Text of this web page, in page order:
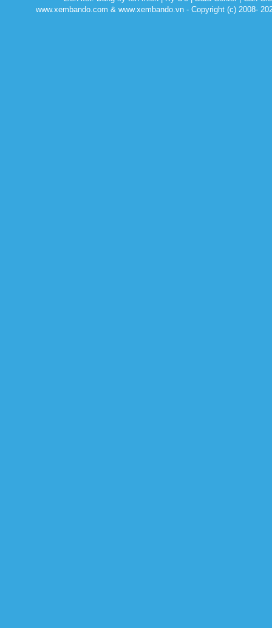
www.xembando.com & www.xembando.vn - Copyright (c) 2008-